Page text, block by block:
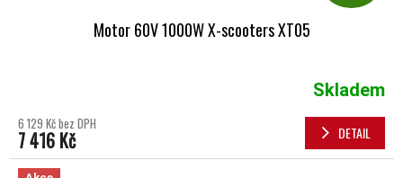
Motor 60V 1000W X-scooters XT05
Skladem
6 129 Kč bez DPH
7 416 Kč DETAIL